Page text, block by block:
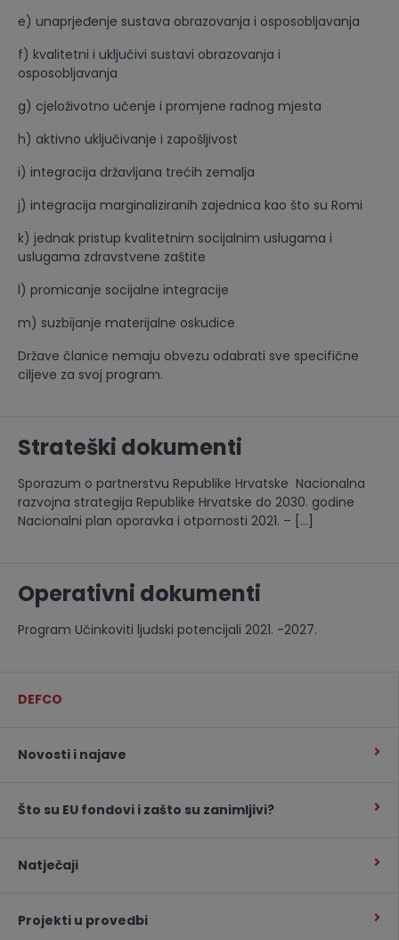
e) unaprjeđenje sustava obrazovanja i osposobljavanja
f) kvalitetni i uključivi sustavi obrazovanja i
osposobljavanja
g) cjeloživotno učenje i promjene radnog mjesta
h) aktivno uključivanje i zapošljivost
i) integracija državljana trećih zemalja
j) integracija marginaliziranih zajednica kao što su Romi
k) jednak pristup kvalitetnim socijalnim uslugama i
uslugama zdravstvene zaštite
l) promicanje socijalne integracije
m) suzbijanje materijalne oskudice
Države članice nemaju obvezu odabrati sve specifične
ciljeve za svoj program.
Strateški dokumenti
Sporazum o partnerstvu Republike Hrvatske Nacionalna
razvojna strategija Republike Hrvatske do 2030. godine
Nacionalni plan oporavka i otpornosti 2021. – […]
Operativni dokumenti
Program Učinkoviti ljudski potencijali 2021. -2027.
DEFCO
Novosti i najave
Što su EU fondovi i zašto su zanimljivi?
Natječaji
Projekti u provedbi